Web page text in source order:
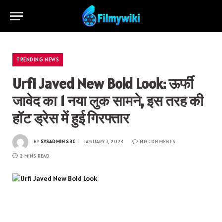
TRENDING NEWS
Urfi Javed New Bold Look: ऊर्फी
जावेद का 1 नया लुक सामने, इस तरह की
हॉट ड्रेस में हुई गिरफ्तार
BY SYSADMIN S3C JANUARY 7, 2023 NO COMMENTS
2 MINS READ